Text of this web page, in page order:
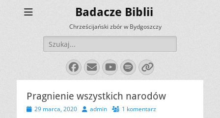
Badacze Biblii
Chrześcijański zbór w Bydgoszczy
Szukaj:
Facebook
E-
mail
YouTube
Spotify
Link
Pragnienie wszystkich narodów
Opublikowano
29 marca, 2020 Autoradmin 1 komentarz